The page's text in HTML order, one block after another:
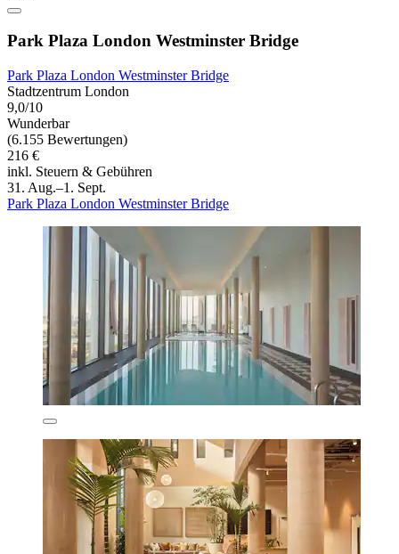
Park Plaza London Westminster Bridge
Park Plaza London Westminster Bridge
Stadtzentrum London
9,0/10
Wunderbar
(6.155 Bewertungen)
216 €
inkl. Steuern & Gebühren
31. Aug.–1. Sept.
Park Plaza London Westminster Bridge